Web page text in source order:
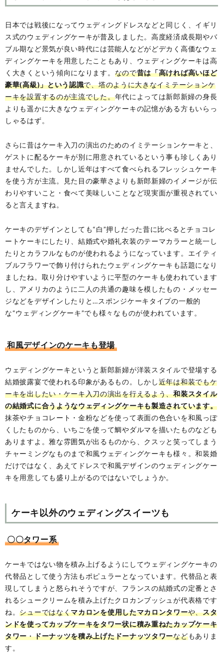
日本では戦後になってウェディングドレスなどと同じく、イギリ
ス式のウェディングケーキが普及しました。高度経済成長期やバ
ブル期など景気が良い時代には芸能人などがどデカく高価なウェ
ディングケーキを用意したこともあり、ウェディングケーキは高
く大きくという傾向になります。 なので昔は「高ければ高いほど
豪華(高級)」という認識で、塔のように大きなイミテーションケ
ーキを設置するのが主流でした。年代によっては新郎新婦の身長
よりも遥かに大きなウェディングケーキの記憶がある方もいらっ
しゃるはず。
さらに昔はケーキ入刀の演出のためのイミテーションケーキと、
ゲストに配るケーキが別に用意されているという事も珍しくあり
ませんでした。しかし近年はすべて食べられるフレッシュケーキ
を使う方が主流。見た目の豪華さよりも新郎新婦のイメージが伝
わりやすいこと・食べて美味しいことなど現実面が重視されてい
ると言えますね。
ケーキのデザインとしても“白”押しだった昔に比べるとチョコレ
ートケーキにしたり、結婚式や婚礼衣装のテーマカラーと統一し
たりとカラフルなものが使われるようになっています。エイティ
ブルフラワーで飾り付けられたウェディングケーキも話題になり
ましたね。取り分けやすいように平型のケーキも使われています
し、アメリカのように二人の共通の趣味を模したもの・メッセー
ジなどをデザインしたりと…スポンジケーキタイプの一般的
な“ウェディングケーキ”でも様々なものが使われています。
和風デザインのケーキも登場
ウェディングケーキというと新郎新婦が洋装スタイルで登場する
結婚披露宴で使われる印象があるもの。しかし近年は和装でもケ
ーキを出したい・ケーキ入刀の演出を行えるよう、和装スタイル
の結婚式に合うようなウェディングケーキも製造されています。
抹茶やチョコレート・金粉などを使って表面の色合いを和風っぽ
くしたものから、いちごを使って鯛やダルマを描いたものなども
ありますよ。雅な雰囲気が出るものから、クスッと笑ってしまう
チャーミングなものまで和風ウェディングケーキも様々。和装婚
だけではなく、あえてドレスで和風デザインのウェディングケー
キを用意しても盛り上がるのではないでしょうか。
ケーキ以外のウェディングスイーツも
〇〇タワー系
ケーキではない物を積み上げるようにしてウェディングケーキの
代替品として使う方法もポピュラーとなっています。代替品と表
現してしまうと怒られそうですが、フランスの結婚式の定番とさ
れるシュークリームを積み上げたクロカンブッシュが代表格です
ね。シューではなくマカロンを使用したマカロンタワーや、スタ
ンドを使ってカップケーキをタワー状に積み重ねたカップケーキ
タワー・ドーナッツを積み上げたドーナッツタワーなどもありま
す。